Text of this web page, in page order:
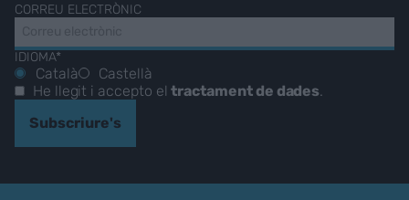
CORREU ELECTRÒNIC
IDIOMA*
Català
Castellà
He llegit i accepto eltractament de dades
Subscriure's